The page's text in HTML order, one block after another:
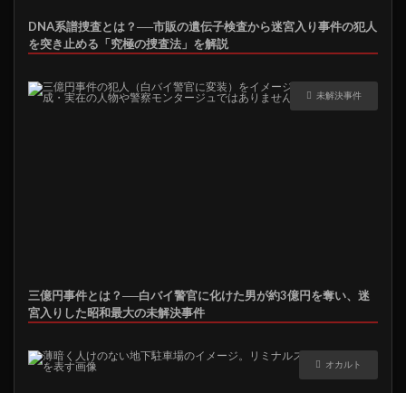
DNA系譜捜査とは？──市販の遺伝子検査から迷宮入り事件の犯人
を突き止める「究極の捜査法」を解説
未解決事件
三億円事件とは？──白バイ警官に化けた男が約3億円を奪い、迷
宮入りした昭和最大の未解決事件
オカルト